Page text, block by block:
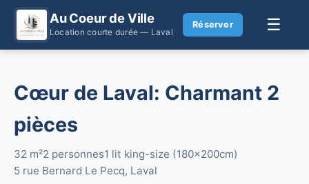
Au Coeur de Ville
Location courte durée — Laval
Réserver ☰
Cœur de Laval: Charmant 2
pièces
32 m²2 personnes1 lit king-size (180x200cm)
5 rue Bernard Le Pecq, Laval